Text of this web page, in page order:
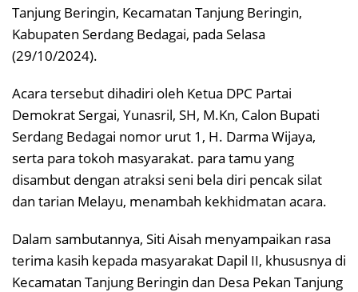
Tanjung Beringin, Kecamatan Tanjung Beringin,
Kabupaten Serdang Bedagai, pada Selasa
(29/10/2024).
Acara tersebut dihadiri oleh Ketua DPC Partai
Demokrat Sergai, Yunasril, SH, M.Kn, Calon Bupati
Serdang Bedagai nomor urut 1, H. Darma Wijaya,
serta para tokoh masyarakat. para tamu yang
disambut dengan atraksi seni bela diri pencak silat
dan tarian Melayu, menambah kekhidmatan acara.
Dalam sambutannya, Siti Aisah menyampaikan rasa
terima kasih kepada masyarakat Dapil II, khususnya di
Kecamatan Tanjung Beringin dan Desa Pekan Tanjung